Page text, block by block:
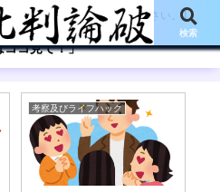
コ見て!」ボタンをご覧ください。】
ココ見て！」
考察及びライフハック
検索